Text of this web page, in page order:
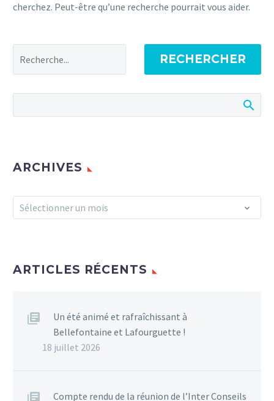
cherchez. Peut-être qu’une recherche pourrait vous aider.
RECHERCHER
ARCHIVES
Archives
Sélectionner un mois
ARTICLES RÉCENTS
Un été animé et rafraîchissant à
Bellefontaine et Lafourguette !
18 juillet 2026
Compte rendu de la réunion de l’Inter Conseils